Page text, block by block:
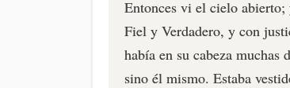
Entonces vi el cielo
Fiel y Verdadero, y con
había en su cabeza
sino él mismo. Estaba